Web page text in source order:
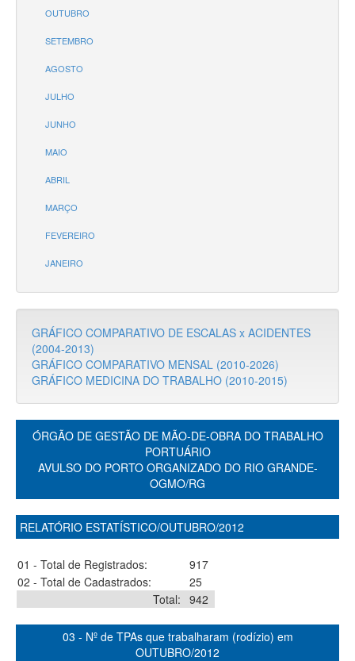
OUTUBRO
SETEMBRO
AGOSTO
JULHO
JUNHO
MAIO
ABRIL
MARÇO
FEVEREIRO
JANEIRO
GRÁFICO COMPARATIVO DE ESCALAS x ACIDENTES
(2004-2013)
GRÁFICO COMPARATIVO MENSAL (2010-2026)
GRÁFICO MEDICINA DO TRABALHO (2010-2015)
ÓRGÃO DE GESTÃO DE MÃO-DE-OBRA DO TRABALHO
PORTUÁRIO
AVULSO DO PORTO ORGANIZADO DO RIO GRANDE-
OGMO/RG
RELATÓRIO ESTATÍSTICO/OUTUBRO/2012
01 - Total de Registrados:
917
02 - Total de Cadastrados:
25
Total: 942
03 - Nº de TPAs que trabalharam (rodízio) em
OUTUBRO/2012